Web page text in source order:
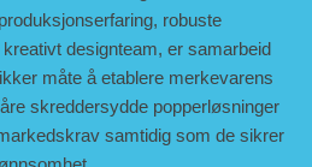
robuste
designteam, er samarbeid
måte å etablere merkevarens
skreddersydde popperløsninger
samtidig som de sikrer